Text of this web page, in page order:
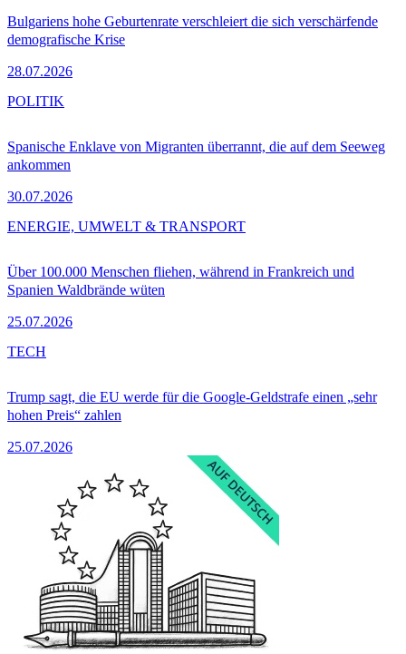
Bulgariens hohe Geburtenrate verschleiert die sich verschärfende
demografische Krise
28.07.2026
Spanische Enklave von Migranten überrannt, die auf dem Seeweg
ankommen
30.07.2026
POLITIK
Über 100.000 Menschen fliehen, während in Frankreich und
Spanien Waldbrände wüten
25.07.2026
ENERGIE, UMWELT & TRANSPORT
Trump sagt, die EU werde für die Google-Geldstrafe einen „sehr
hohen Preis“ zahlen
25.07.2026
TECH